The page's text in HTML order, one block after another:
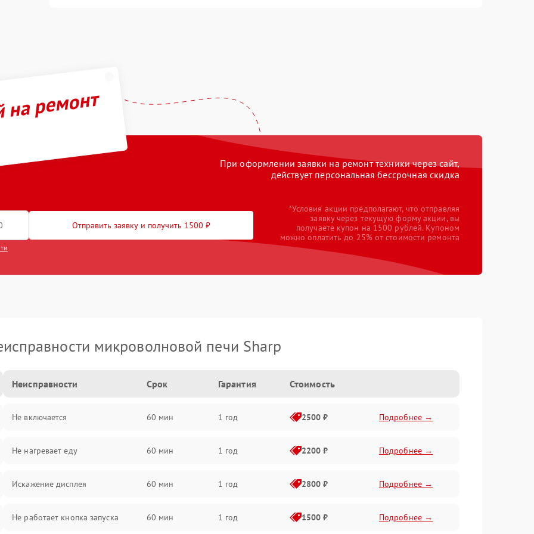
ремонт
При оформлении заявки на ремонт техники через сайт,
действует персональная бессрочная скидка
Отправить заявку и получить 1500 ₽
*Условия акции предполагают, что отправляя
заявку через текущую форму акции, вы
получаете купон на 1500 рублей. Купоном
можно оплатить до 25% от стоимости ремонта
микроволновой печи Sharp
Неисправности Срок Гарантия Стоимость
Не включается 60 мин 1 год 2500 ₽ Подробнее →
Не нагревает еду 60 мин 1 год 2200 ₽ Подробнее →
Искажение дисплея 60 мин 1 год 2800 ₽ Подробнее →
Не работает кнопка запуска 60 мин 1 год 1500 ₽ Подробнее →